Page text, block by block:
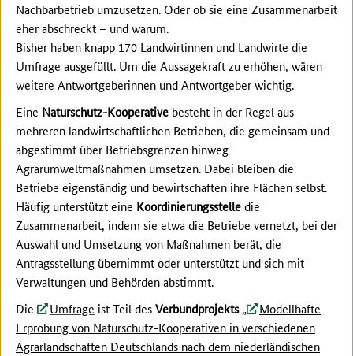
Nachbarbetrieb umzusetzen. Oder ob sie eine Zusammenarbeit
eher abschreckt – und warum.
Bisher haben knapp 170 Landwirtinnen und Landwirte die
Umfrage ausgefüllt. Um die Aussagekraft zu erhöhen, wären
weitere Antwortgeberinnen und Antwortgeber wichtig.
Eine Naturschutz-Kooperative besteht in der Regel aus
mehreren landwirtschaftlichen Betrieben, die gemeinsam und
abgestimmt über Betriebsgrenzen hinweg
Agrarumweltmaßnahmen umsetzen. Dabei bleiben die
Betriebe eigenständig und bewirtschaften ihre Flächen selbst.
Häufig unterstützt eine Koordinierungsstelledie
Zusammenarbeit, indem sie etwa die Betriebe vernetzt, bei der
Auswahl und Umsetzung von Maßnahmen berät, die
Antragsstellung übernimmt oder unterstützt und sich mit
Verwaltungen und Behörden abstimmt.
Die
Umfrage ist Teil desVerbundprojekts„
Modellhafte
Erprobung von Naturschutz-Kooperativen in verschiedenen
Agrarlandschaften Deutschlands nach dem niederländischen